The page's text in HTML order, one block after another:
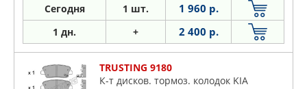
Сегодня 1 шт. 1 960 р.
1 дн. + 2 400 р.
TRUSTING 9180
К-т дисков. тормоз. колодок KIA